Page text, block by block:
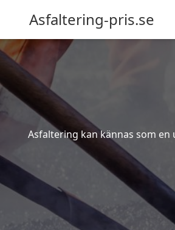
Asfaltering-pris.se
Asfaltering kan kännas som